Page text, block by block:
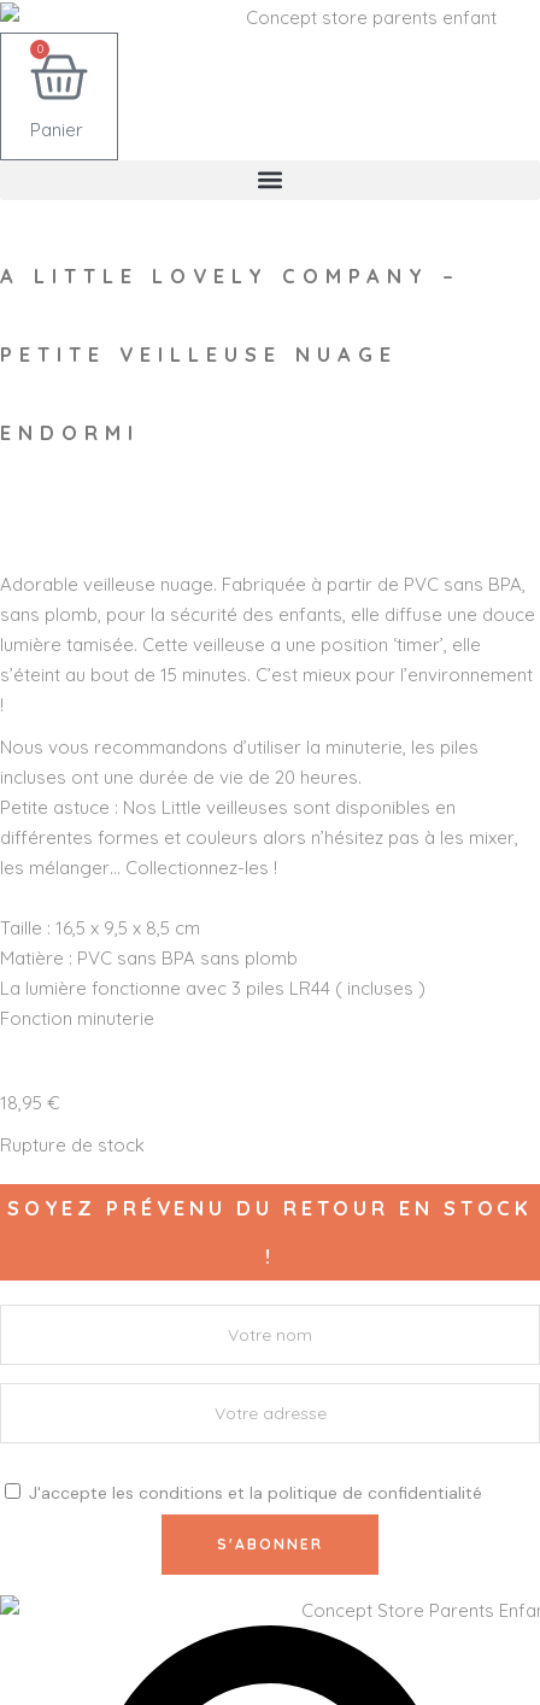
0
Panier
A LITTLE LOVELY COMPANY –
PETITE VEILLEUSE NUAGE
ENDORMI
Adorable veilleuse nuage. Fabriquée à partir de PVC sans BPA,
sans plomb, pour la sécurité des enfants, elle diffuse une douce
lumière tamisée. Cette veilleuse a une position ‘timer’, elle
s’éteint au bout de 15 minutes. C’est mieux pour l’environnement
!
Nous vous recommandons d’utiliser la minuterie, les piles
incluses ont une durée de vie de 20 heures.​
Petite astuce : Nos Little veilleuses sont disponibles en
différentes formes et couleurs alors n’hésitez pas à les mixer,
les mélanger… Collectionnez-les !
Taille : 16,5 x 9,5 x 8,5 cm
Matière : PVC sans BPA sans plomb
La lumière fonctionne avec 3 piles LR44 ( incluses )
Fonction minuterie
18,95 €
Rupture de stock
SOYEZ PRÉVENU DU RETOUR EN STOCK
!
J'accepte les conditions et la politique de confidentialité